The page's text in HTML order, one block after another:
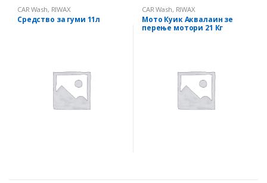
CAR Wash, RIWAX
Средство за гуми 11л
CAR Wash, RIWAX
Мото Куик Аквалаин зе
перење мотори 21 Кг